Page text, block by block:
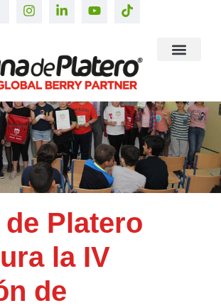
de Platero
la IV
de